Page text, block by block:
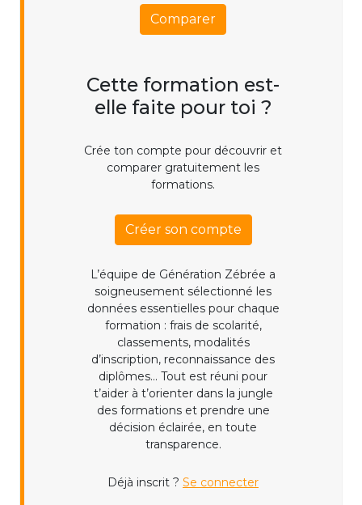
Comparer
Cette formation est-
elle faite pour toi ?
Crée ton compte pour découvrir et
comparer gratuitement les
formations.
Créer son compte
L’équipe de Génération Zébrée a
soigneusement sélectionné les
données essentielles pour chaque
formation : frais de scolarité,
classements, modalités
d’inscription, reconnaissance des
diplômes... Tout est réuni pour
t’aider à t’orienter dans la jungle
des formations et prendre une
décision éclairée, en toute
transparence.
Déjà inscrit ? Se connecter